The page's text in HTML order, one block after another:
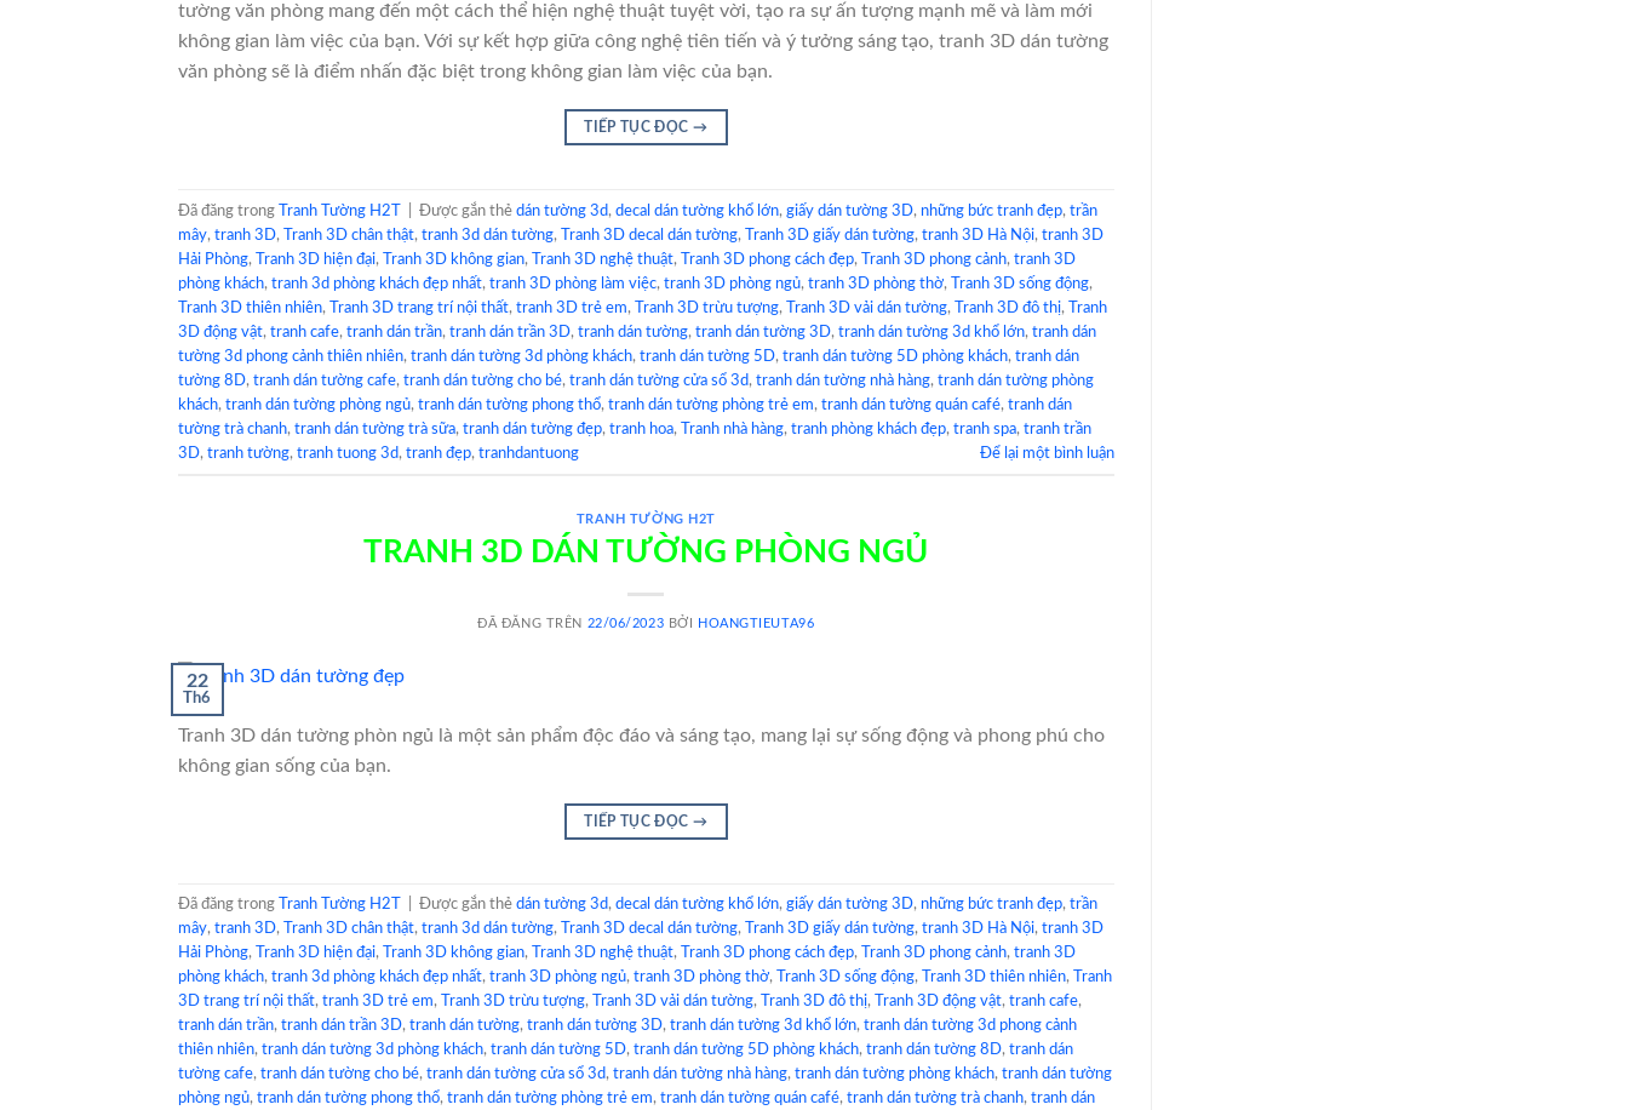
tường văn phòng mang đến một cách thể hiện nghệ thuật tuyệt vời, tạo ra sự ấn tượng mạnh mẽ và làm mới
không gian làm việc của bạn. Với sự kết hợp giữa công nghệ tiên tiến và ý tưởng sáng tạo, tranh 3D dán tường
văn phòng sẽ là điểm nhấn đặc biệt trong không gian làm việc của bạn.
TIẾP TỤC ĐỌC →
Đã đăng trong Tranh Tường H2T Được gắn thẻ dán tường 3d, decal dán tường khổ lớn, giấy dán tường 3D, những bức tranh đẹp, trần
mây, tranh 3D, Tranh 3D chân thật, tranh 3d dán tường, Tranh 3D decal dán tường, Tranh 3D giấy dán tường, tranh 3D Hà Nội, tranh 3D
Hải Phòng, Tranh 3D hiện đại, Tranh 3D không gian, Tranh 3D nghệ thuật, Tranh 3D phong cách đẹp, Tranh 3D phong cảnh, tranh 3D
phòng khách, tranh 3d phòng khách đẹp nhất, tranh 3D phòng làm việc, tranh 3D phòng ngủ, tranh 3D phòng thờ, Tranh 3D sống động,
Tranh 3D thiên nhiên, Tranh 3D trang trí nội thất, tranh 3D trẻ em, Tranh 3D trừu tượng, Tranh 3D vải dán tường, Tranh 3D đô thị,
Tranh
3D động vật, tranh cafe, tranh dán trần, tranh dán trần 3D, tranh dán tường, tranh dán tường 3D, tranh dán tường 3d khổ lớn, tranh dán
tường 3d phong cảnh thiên nhiên, tranh dán tường 3d phòng khách, tranh dán tường 5D, tranh dán tường 5D phòng khách, tranh dán
tường 8D, tranh dán tường cafe, tranh dán tường cho bé, tranh dán tường cửa sổ 3d, tranh dán tường nhà hàng, tranh dán tường phòng
khách, tranh dán tường phòng ngủ, tranh dán tường phong thổ, tranh dán tường phòng trẻ em, tranh dán tường quán café, tranh dán
tường trà chanh, tranh dán tường trà sữa, tranh dán tường đẹp, tranh hoa, Tranh nhà hàng, tranh phòng khách đẹp, tranh spa, tranh trần
3D, tranh tường, tranh tuong 3d, tranh đẹp, tranhdantuong Để lại một bình luận
TRANH TƯỜNG H2T
TRANH 3D DÁN TƯỜNG PHÒNG NGỦ
ĐÃ ĐĂNG TRÊN 22/06/2023 BỞI HOANGTIEUTA96
22
Th6
Tranh 3D dán tường phòn ngủ là một sản phẩm độc đáo và sáng tạo, mang lại sự sống động và phong phú cho
không gian sống của bạn.
TIẾP TỤC ĐỌC →
Đã đăng trong Tranh Tường H2T Được gắn thẻ dán tường 3d, decal dán tường khổ lớn, giấy dán tường 3D, những bức tranh đẹp, trần
mây, tranh 3D, Tranh 3D chân thật, tranh 3d dán tường, Tranh 3D decal dán tường, Tranh 3D giấy dán tường, tranh 3D Hà Nội, tranh 3D
Hải Phòng, Tranh 3D hiện đại, Tranh 3D không gian, Tranh 3D nghệ thuật, Tranh 3D phong cách đẹp, Tranh 3D phong cảnh, tranh 3D
phòng khách, tranh 3d phòng khách đẹp nhất, tranh 3D phòng ngủ, tranh 3D phòng thờ, Tranh 3D sống động, Tranh 3D thiên nhiên,
Tranh
3D trang trí nội thất, tranh 3D trẻ em, Tranh 3D trừu tượng, Tranh 3D vải dán tường, Tranh 3D đô thị, Tranh 3D động vật, tranh cafe,
tranh dán trần, tranh dán trần 3D, tranh dán tường, tranh dán tường 3D, tranh dán tường 3d khổ lớn, tranh dán tường 3d phong cảnh
thiên nhiên, tranh dán tường 3d phòng khách, tranh dán tường 5D, tranh dán tường 5D phòng khách, tranh dán tường 8D, tranh dán
tường cafe, tranh dán tường cho bé, tranh dán tường cửa sổ 3d, tranh dán tường nhà hàng, tranh dán tường phòng khách, tranh dán tường
phòng ngủ, tranh dán tường phong thổ, tranh dán tường phòng trẻ em, tranh dán tường quán café, tranh dán tường trà chanh, tranh dán